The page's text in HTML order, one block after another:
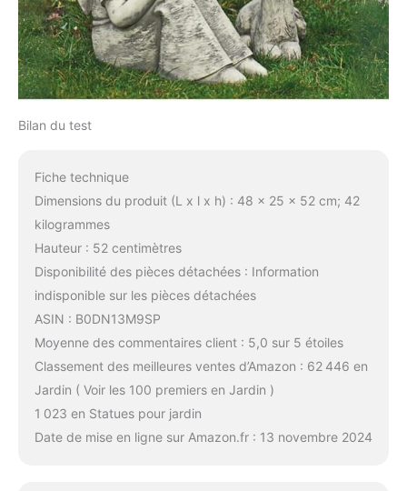
Bilan du test
Fiche technique
Dimensions du produit (L x l x h) : 48 x 25 x 52 cm; 42
kilogrammes
Hauteur : 52 centimètres
Disponibilité des pièces détachées : Information
indisponible sur les pièces détachées
ASIN : B0DN13M9SP
Moyenne des commentaires client : 5,0 sur 5 étoiles
Classement des meilleures ventes d’Amazon : 62 446 en
Jardin ( Voir les 100 premiers en Jardin )
1 023 en Statues pour jardin
Date de mise en ligne sur Amazon.fr : 13 novembre 2024